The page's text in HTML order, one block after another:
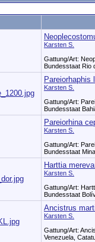
Karsten S.
Gattung/Art:
Bundesstaat Rio
Pareiorhaphis
Karsten S.
Gattung/Art:
Bundesstaat
Pareiorhina
Karsten S.
Gattung/Art:
Bundesstaat
Harttia
Karsten S.
Gattung/Art:
Bundesstaat
Ancistrus
Karsten S.
Gattung/Art:
Venezuela,